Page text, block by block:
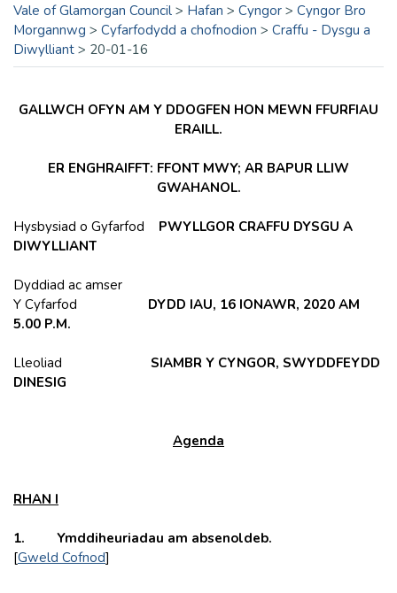
Vale of Glamorgan Council > Hafan > Cyngor > Cyngor Bro
Morgannwg > Cyfarfodydd a chofnodion > Craffu - Dysgu a
Diwylliant > 20-01-16
GALLWCH OFYN AM Y DDOGFEN HON MEWN FFURFIAU
ERAILL.
ER ENGHRAIFFT: FFONT MWY; AR BAPUR LLIW
GWAHANOL.
Hysbysiad o Gyfarfod PWYLLGOR CRAFFU DYSGU A
DIWYLLIANT
Dyddiad ac amser
Y Cyfarfod DYDD IAU, 16 IONAWR, 2020 AM
5.00 P.M.
Lleoliad SIAMBR Y CYNGOR, SWYDDFEYDD
DINESIG
Agenda
RHAN I
1. Ymddiheuriadau am absenoldeb.
[Gweld Cofnod]